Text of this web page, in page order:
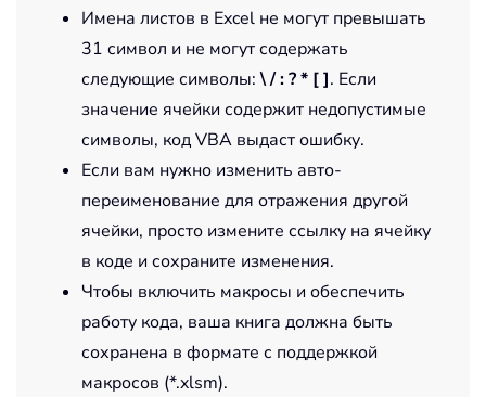
Имена листов в Excel не могут превышать
31 символ и не могут содержать
следующие символы:\ / : ? * [ ]. Если
значение ячейки содержит недопустимые
символы, код VBA выдаст ошибку.
Если вам нужно изменить авто-
переименование для отражения другой
ячейки, просто измените ссылку на ячейку
в коде и сохраните изменения.
Чтобы включить макросы и обеспечить
работу кода, ваша книга должна быть
сохранена в формате с поддержкой
макросов (*.xlsm).